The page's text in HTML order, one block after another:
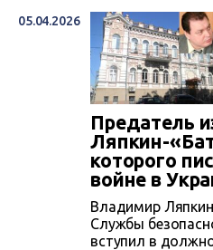
военного
оккупационной
Каховки в
Последнего
2025 года в
Каховки.
Следственного
заявила, что
«признали свою
05.04.2026
Предатель
Ляпкин-
которого
войне в
Владимир
Службы
вступил в